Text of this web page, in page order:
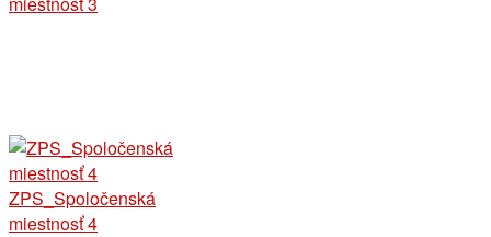
ZPS_Spoločenská
miestnosť 4